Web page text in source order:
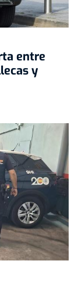
entre
y